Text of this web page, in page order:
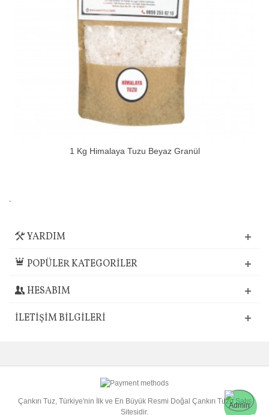
1 Kg Himalaya Tuzu Beyaz Granül
-
YARDIM
POPÜLER KATEGORİLER
HESABIM
İLETIŞIM BILGILERI
Çankırı Tuz, Türkiye'nin İlk ve En Büyük Resmi Doğal Çankırı Tuzu Satış
Sitesidir.